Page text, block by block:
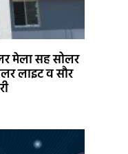
मेला सह सोलर
लाइट व सौर